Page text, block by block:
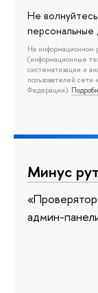
Не
персональные
На информационном
(информационные
систематизации и
пользователей
Федерации).
Минус
админ-